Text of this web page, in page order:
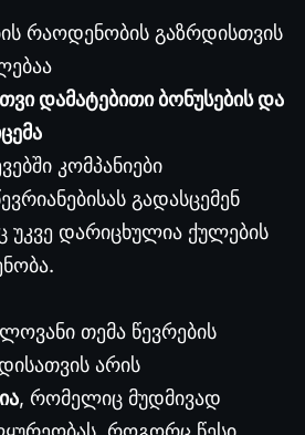
რაოდენობის გაზრდისთვის
დამატებითი ბონუსების და
კომპანიები
გადასცემენ
დარიცხულია ქულების
თემა წევრების
არის
, რომელიც მუდმივად